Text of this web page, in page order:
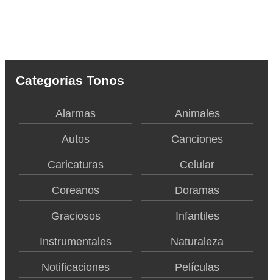
Categorías Tonos
Alarmas Animales
Autos Canciones
Caricaturas Celular
Coreanos Doramas
Graciosos Infantiles
Instrumentales Naturaleza
Notificaciones Películas